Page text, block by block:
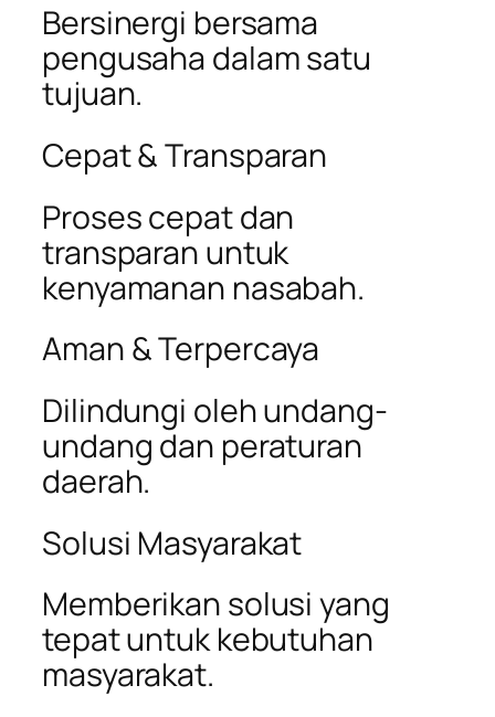
Bersinergi bersama
pengusaha dalam satu
tujuan.
Cepat & Transparan
Proses cepat dan
transparan untuk
kenyamanan nasabah.
Aman & Terpercaya
Dilindungi oleh undang-
undang dan peraturan
daerah.
Solusi Masyarakat
Memberikan solusi yang
tepat untuk kebutuhan
masyarakat.